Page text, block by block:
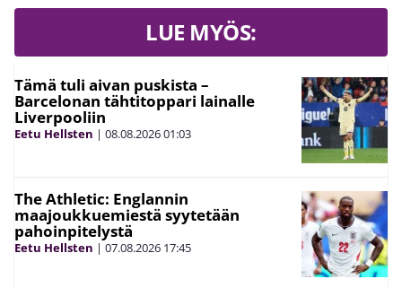
LUE MYÖS:
Tämä tuli aivan puskista –
Barcelonan tähtitoppari lainalle
Liverpooliin
Eetu Hellsten | 08.08.202601:03
The Athletic: Englannin
maajoukkuemiestä syytetään
pahoinpitelystä
Eetu Hellsten | 07.08.2026 17:45